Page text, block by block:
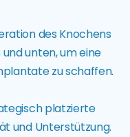
des Knochens
unten, um eine
zu schaffen.
platzierte
und Unterstützung.